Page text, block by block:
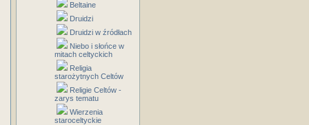
Beltaine
Druidzi
Druidzi w źródłach
Niebo i słońce w
mitach celtyckich
Religia
starożytnych Celtów
Religie Celtów -
zarys tematu
Wierzenia
staroceltyckie